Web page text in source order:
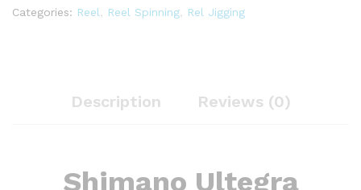
Categories: Reel Reel Spinning Rel Jigging
Description Reviews (0)
Shimano Ultegra